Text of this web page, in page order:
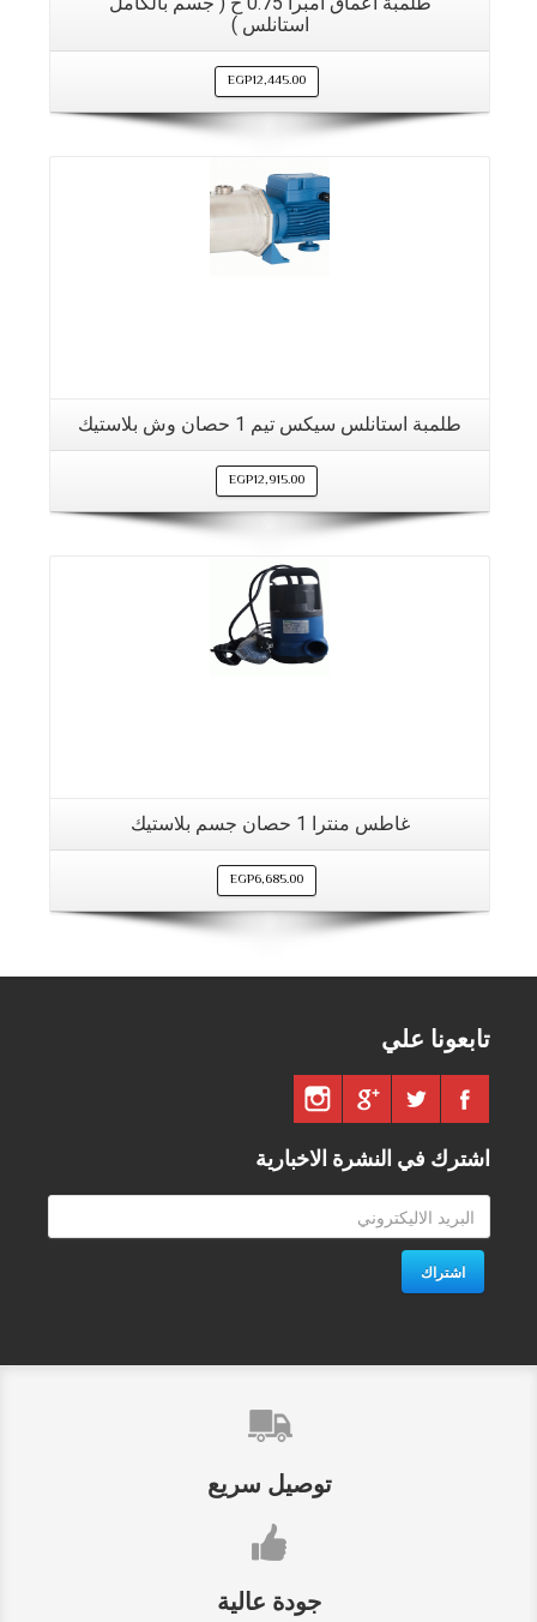
استانلس )
EGP12,445.00
طلمبة استانلس سيكس تيم 1 حصان وش بلاستيك
EGP12,915.00
غاطس منترا 1 حصان جسم بلاستيك
EGP6,685.00
تابعونا علي
اشترك في النشرة الاخبارية
اشتراك
توصيل سريع
جودة عالية